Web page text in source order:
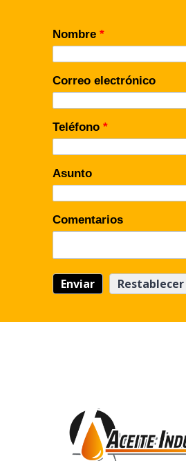
Nombre *
Correo electrónico
Teléfono *
Asunto
Comentarios